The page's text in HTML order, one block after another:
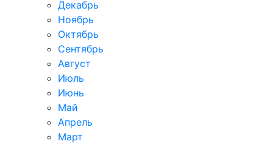
Декабрь
Ноябрь
Октябрь
Сентябрь
Август
Июль
Июнь
Май
Апрель
Март